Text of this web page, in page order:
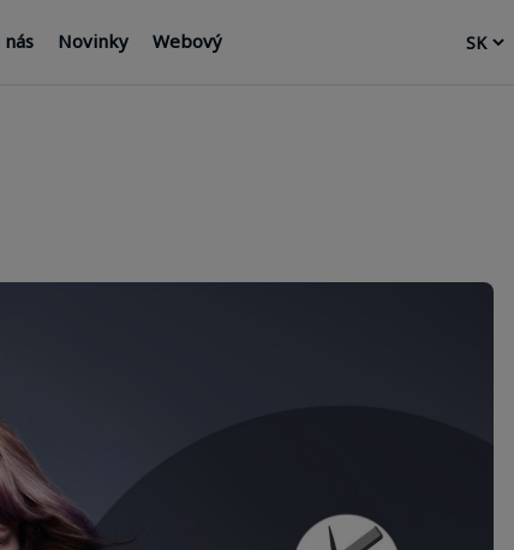
nás Novinky Webový